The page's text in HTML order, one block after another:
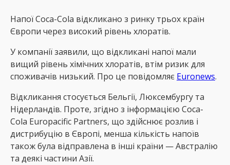
Напої Coca-Cola відкликано з ринку трьох країн
Європи через високий рівень хлоратів.
У компанії заявили, що відкликані напої мали
вищий рівень хімічних хлоратів, втім ризик для
споживачів низький. Про це повідомляє Еuronews.
Відкликання стосується Бельгії, Люксембургу та
Нідерландів. Проте, згідно з інформацією Coca-
Cola Europacific Partners, що здійснює розлив і
дистрибуцію в Європі, менша кількість напоїв
також була відправлена ​​в інші країни — Австралію
та деякі частини Азії.